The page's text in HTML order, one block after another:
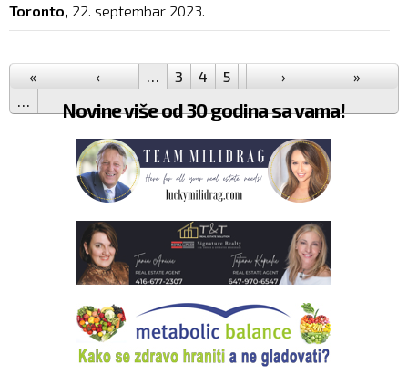
Toronto, 22. septembar 2023.
Pages
« ‹ 3 4 5 10
› »
Novine više od 30 godina sa vama!